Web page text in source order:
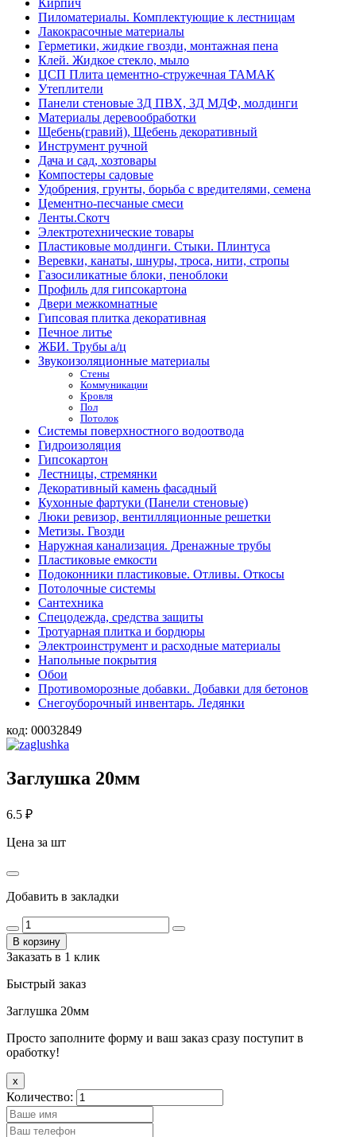
Кирпич
Пиломатериалы. Комплектующие к лестницам
Лакокрасочные материалы
Герметики, жидкие гвозди, монтажная пена
Клей. Жидкое стекло, мыло
ЦСП Плита цементно-стружечная ТАМАК
Утеплители
Панели стеновые 3Д ПВХ, 3Д МДФ, молдинги
Материалы деревообработки
Щебень(гравий), Щебень декоративный
Инструмент ручной
Дача и сад, хозтовары
Компостеры садовые
Удобрения, грунты, борьба с вредителями, семена
Цементно-песчаные смеси
Ленты.Скотч
Электротехнические товары
Пластиковые молдинги. Стыки. Плинтуса
Веревки, канаты, шнуры, троса, нити, стропы
Газосиликатные блоки, пеноблоки
Профиль для гипсокартона
Двери межкомнатные
Гипсовая плитка декоративная
Печное литье
ЖБИ. Трубы а/ц
Звукоизоляционные материалы
Стены
Коммуникации
Кровля
Пол
Потолок
Системы поверхностного водоотвода
Гидроизоляция
Гипсокартон
Лестницы, стремянки
Декоративный камень фасадный
Кухонные фартуки (Панели стеновые)
Люки ревизор, вентилляционные решетки
Метизы. Гвозди
Наружная канализация. Дренажные трубы
Пластиковые емкости
Подоконники пластиковые. Отливы. Откосы
Потолочные системы
Сантехника
Спецодежда, средства защиты
Тротуарная плитка и бордюры
Электроинструмент и расходные материалы
Напольные покрытия
Обои
Противоморозные добавки. Добавки для бетонов
Снегоуборочный инвентарь. Ледянки
код: 00032849
Заглушка 20мм
6.5 ₽
Цена за шт
Добавить в закладки
В корзину
Заказать в 1 клик
Быстрый заказ
Заглушка 20мм
Просто заполните форму и ваш заказ сразу поступит в
оработку!
x
Количество: